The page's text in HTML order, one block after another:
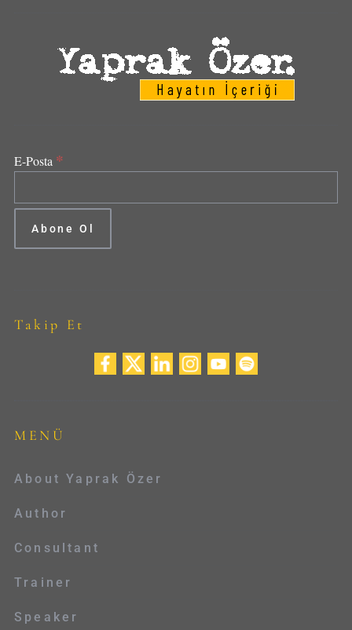
E-Posta *
Takip Et
MENÜ
About Yaprak Özer
Author
Consultant
Trainer
Speaker